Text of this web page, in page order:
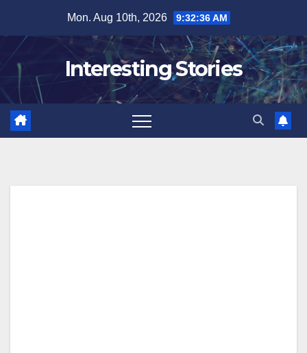
content
Mon. Aug 10th, 2026 9:32:37 AM
Interesting Stories